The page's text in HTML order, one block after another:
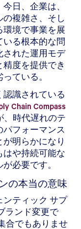
日、企業は、
複雑さ、そし
環境で事業を展
る根本的な問
された運用モデ
度を提供でき
ている。
識されている
Chain Compass
、時代遅れのテ
フォーマンス
明らかになり
はや持続可能な
必要です。
の本当の意味
ンティック サプ
ランド変更で
合でもありませ